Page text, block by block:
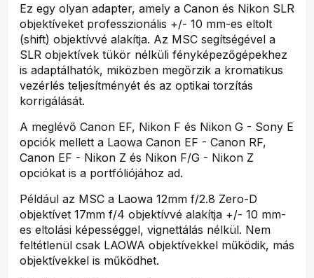
Ez egy olyan adapter, amely a Canon és Nikon SLR
objektíveket professzionális +/- 10 mm-es eltolt
(shift) objektívvé alakítja. Az MSC segítségével a
SLR objektívek tükör nélküli fényképezőgépekhez
is adaptálhatók, miközben megőrzik a kromatikus
vezérlés teljesítményét és az optikai torzítás
korrigálását.
A meglévő Canon EF, Nikon F és Nikon G - Sony E
opciók mellett a Laowa Canon EF - Canon RF,
Canon EF - Nikon Z és Nikon F/G - Nikon Z
opciókat is a portfóliójához ad.
Például az MSC a Laowa 12mm f/2.8 Zero-D
objektívet 17mm f/4 objektívvé alakítja +/- 10 mm-
es eltolási képességgel, vignettálás nélkül. Nem
feltétlenül csak LAOWA objektívekkel működik, más
objektívekkel is működhet.